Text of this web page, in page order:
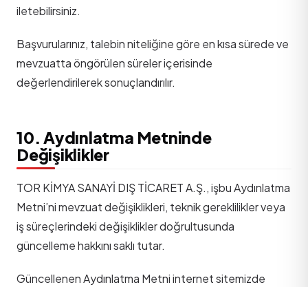
iletebilirsiniz.
Başvurularınız, talebin niteliğine göre en kısa sürede ve
mevzuatta öngörülen süreler içerisinde
değerlendirilerek sonuçlandırılır.
10. Aydınlatma Metninde
Değişiklikler
TOR KİMYA SANAYİ DIŞ TİCARET A.Ş., işbu Aydınlatma
Metni’ni mevzuat değişiklikleri, teknik gereklilikler veya
iş süreçlerindeki değişiklikler doğrultusunda
güncelleme hakkını saklı tutar.
Güncellenen Aydınlatma Metni internet sitemizde